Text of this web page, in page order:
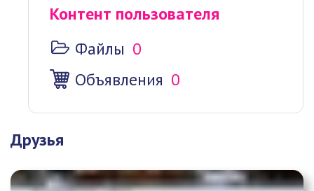
Контент пользователя
Файлы 0
Объявления 0
Друзья